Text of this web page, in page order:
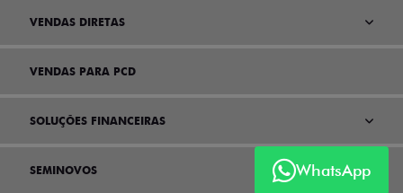
WhatsApp
VENDAS DIRETAS
VENDAS PARA PCD
SOLUÇÕES FINANCEIRAS
SEMINOVOS